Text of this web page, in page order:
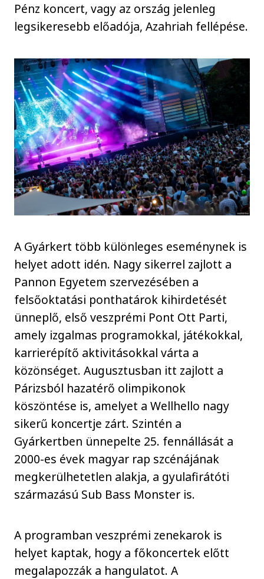
Pénz koncert, vagy az ország jelenleg
legsikeresebb előadója, Azahriah fellépése.
A Gyárkert több különleges eseménynek is
helyet adott idén. Nagy sikerrel zajlott a
Pannon Egyetem szervezésében a
felsőoktatási ponthatárok kihirdetését
ünneplő, első veszprémi Pont Ott Parti,
amely izgalmas programokkal, játékokkal,
karrierépítő aktivitásokkal várta a
közönséget. Augusztusban itt zajlott a
Párizsból hazatérő olimpikonok
köszöntése is, amelyet a Wellhello nagy
sikerű koncertje zárt. Szintén a
Gyárkertben ünnepelte 25. fennállását a
2000-es évek magyar rap szcénájának
megkerülhetetlen alakja, a gyulafirátóti
származású Sub Bass Monster is.
A programban veszprémi zenekarok is
helyet kaptak, hogy a főkoncertek előtt
megalapozzák a hangulatot. A